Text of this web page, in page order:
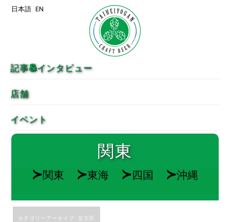
記事&インタビュー
店舗
イベント
日本語 EN
関東
≻関東 ≻東海 ≻四国 ≻沖縄
カテゴリーアーカイブ: 足立区